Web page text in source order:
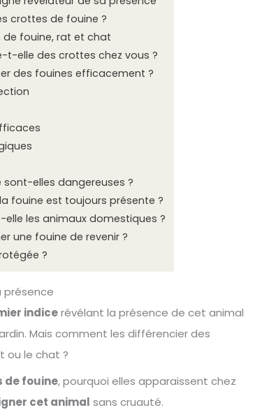
crottes de fouine ?
de fouine, rat et chat
t-elle des crottes chez vous ?
des fouines efficacement ?
sont-elles dangereuses ?
fouine est toujours présente ?
les animaux domestiques ?
une fouine de revenir ?
?
présence
indicerévélant la présence de cet animal
Mais comment les différencier des
ou le chat ?
de fouine, pourquoi elles apparaissent chez
cet animal sans cruauté.